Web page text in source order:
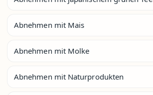
Abnehmen mit Mais
Abnehmen mit Molke
Abnehmen mit Naturprodukten